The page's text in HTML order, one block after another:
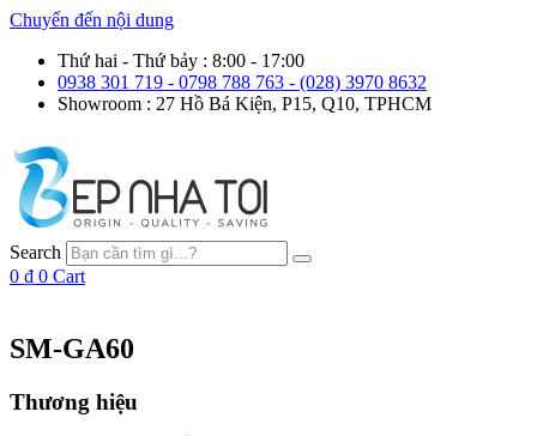
Chuyển đến nội dung
Thứ hai - Thứ bảy : 8:00 - 17:00
0938 301 719 - 0798 788 763 - (028) 3970 8632
Showroom : 27 Hồ Bá Kiện, P15, Q10, TPHCM
Search
0 ₫ 0 Cart
SM-GA60
Thương hiệu